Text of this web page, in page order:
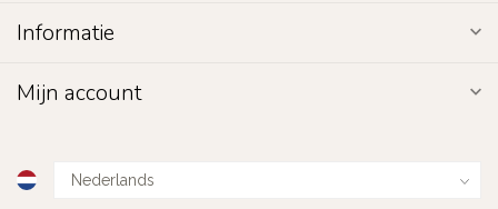
Informatie
Mijn account